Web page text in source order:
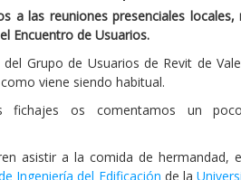
a las reuniones presenciales locales,
Encuentro de Usuarios.
Grupo de Usuarios de Revit de
viene siendo habitual.
fichajes os comentamos un
asistir a la comida de hermandad,
Ingeniería del Edificación de la